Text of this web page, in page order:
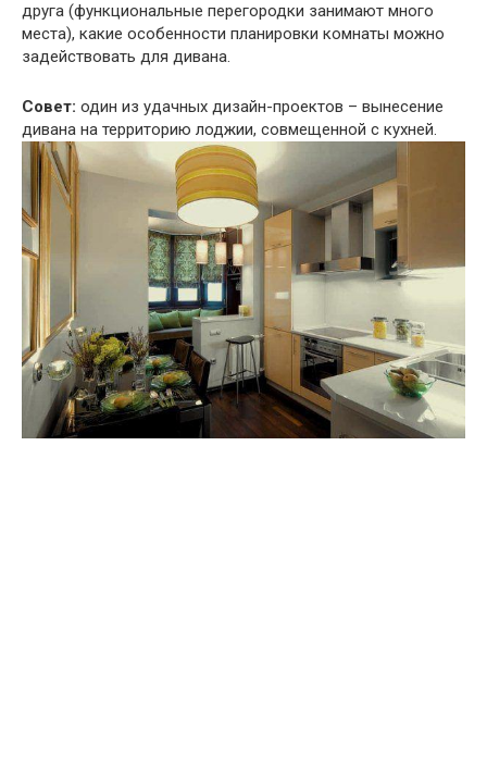
друга (функциональные перегородки занимают много
места), какие особенности планировки комнаты можно
задействовать для дивана.
Совет: один из удачных дизайн-проектов – вынесение
дивана на территорию лоджии, совмещенной с кухней.